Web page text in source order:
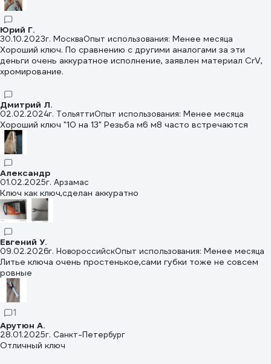
Юрий Г.
30.10.2023г. МоскваОпыт использования: Менее месяца
Хороший ключ. По сравнению с другими аналогами за эти
деньги очень аккуратное исполнение, заявлен материал CrV,
хромирование.
Дмитрий Л.
02.02.2024г. ТольяттиОпыт использования: Менее месяца
Хороший ключ "10 на 13" Резьба м6 м8 часто встречаются
Александр
01.02.2025г. Арзамас
Ключ как ключ,сделан аккуратно
Евгений У.
09.02.2026г. НовороссийскОпыт использования: Менее месяца
Литье ключа очень простенькое,сами губки тоже не совсем
ровные
1
Арутюн А.
28.01.2025г. Санкт-Петербург
Отличный ключ